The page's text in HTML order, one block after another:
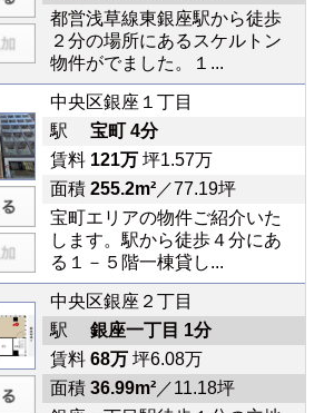
都営浅草線東銀座駅から徒歩
２分の場所にあるスケルトン
物件がでました。１...
中央区銀座１丁目
駅 宝町 4分
賃料 121万坪1.57万
面積 255.2m²／77.19坪
宝町エリアの物件ご紹介いた
します。駅から徒歩４分にあ
る１－５階一棟貸し...
中央区銀座２丁目
駅 銀座一丁目 1分
賃料 68万坪6.08万
面積 36.99m²／11.18坪